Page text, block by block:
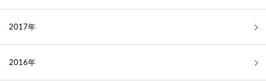
2017年
2016年